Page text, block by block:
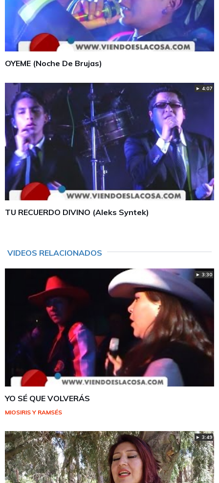
OYEME (Noche De Brujas)
► 4:07
TU RECUERDO DIVINO (Aleks Syntek)
VIDEOS RELACIONADOS
► 3:30
YO SÉ QUE VOLVERÁS
MIOSIRIS Y RAMSÉS
► 3:49